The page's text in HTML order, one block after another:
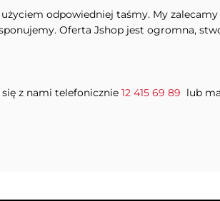
odpowiedniej taśmy. My
Oferta Jshop jest ogromna,
z nami telefonicznie 12 415 69 89 lub